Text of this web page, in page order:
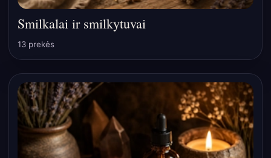
Smilkalai ir smilkytuvai
13 prekės